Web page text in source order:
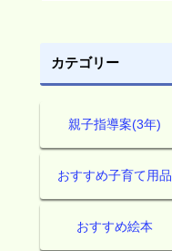
カテゴリー
親子指導案(3年)
おすすめ子育て用品
おすすめ絵本